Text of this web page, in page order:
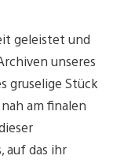
geleistet und
unseres
gruselige Stück
am finalen
auf das ihr